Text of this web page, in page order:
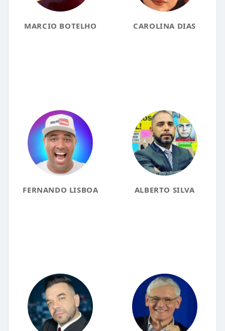
MARCIO BOTELHO CAROLINA DIAS
FERNANDO LISBOA ALBERTO SILVA